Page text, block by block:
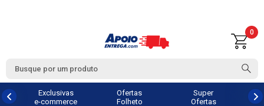
0
Exclusivas
e-commerce
Ofertas
Folheto
Super
Ofertas